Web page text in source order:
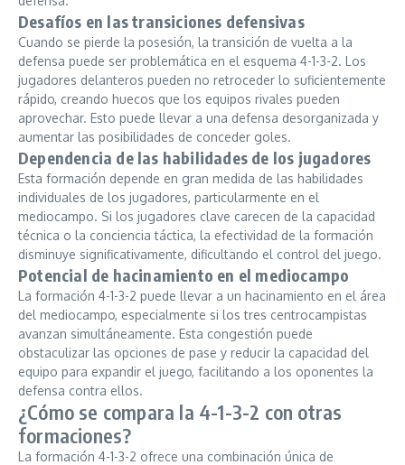
Desafíos en las transiciones defensivas
Cuando se pierde la posesión, la transición de vuelta a la
defensa puede ser problemática en el esquema 4-1-3-2. Los
jugadores delanteros pueden no retroceder lo suficientemente
rápido, creando huecos que los equipos rivales pueden
aprovechar. Esto puede llevar a una defensa desorganizada y
aumentar las posibilidades de conceder goles.
Dependencia de las habilidades de los jugadores
Esta formación depende en gran medida de las habilidades
individuales de los jugadores, particularmente en el
mediocampo. Si los jugadores clave carecen de la capacidad
técnica o la conciencia táctica, la efectividad de la formación
disminuye significativamente, dificultando el control del juego.
Potencial de hacinamiento en el mediocampo
La formación 4-1-3-2 puede llevar a un hacinamiento en el área
del mediocampo, especialmente si los tres centrocampistas
avanzan simultáneamente. Esta congestión puede
obstaculizar las opciones de pase y reducir la capacidad del
equipo para expandir el juego, facilitando a los oponentes la
defensa contra ellos.
¿Cómo se compara la 4-1-3-2 con otras
formaciones?
La formación 4-1-3-2 ofrece una combinación única de